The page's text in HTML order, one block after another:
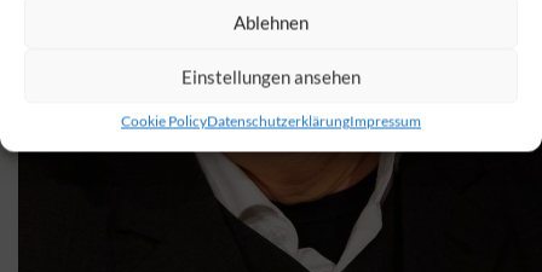
Ablehnen
Einstellungen ansehen
Cookie PolicyDatenschutzerklärungImpressum